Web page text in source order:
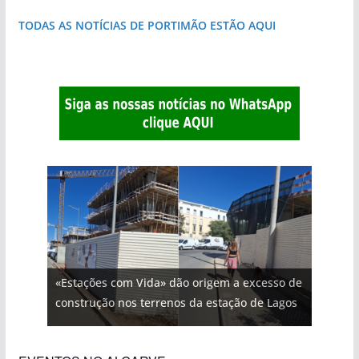
TODAS AS NOTÍCIAS DE PORTIMÃO ESTÃO AQUI
«Estações com Vida» dão origem a excesso de
construção nos terrenos da estação de Lagos